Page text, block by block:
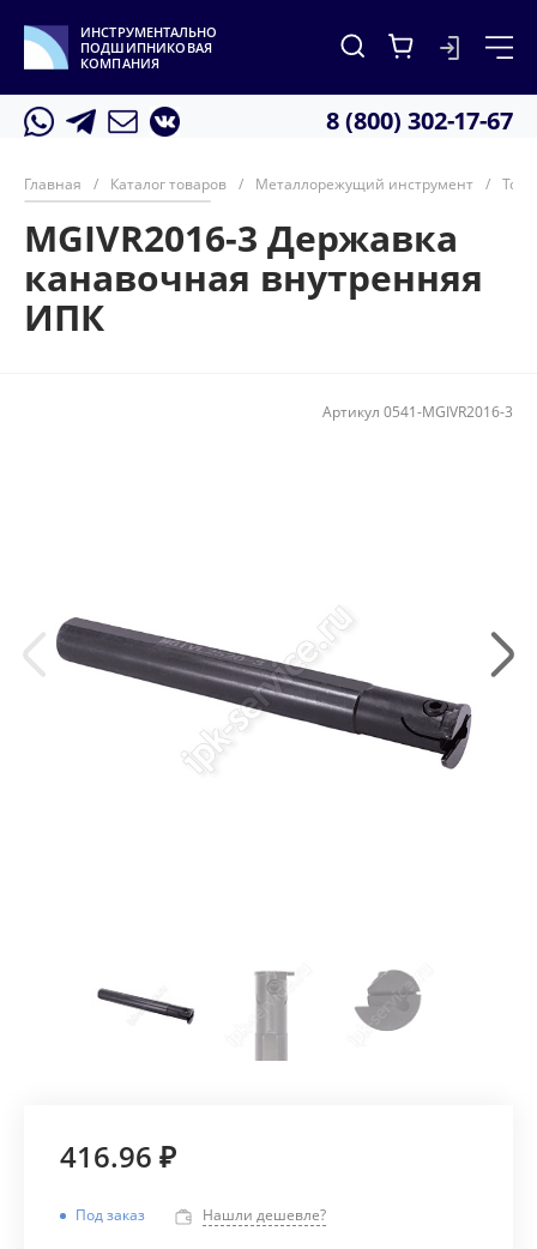
ИНСТРУМЕНТАЛЬНО
ПОДШИПНИКОВАЯ
КОМПАНИЯ
8 (800) 302-17-67
Главная / Каталог товаров / Металлорежущий инструмент /
MGIVR2016-3 Державка
канавочная внутренняя
ИПК
Артикул 0541-MGIVR2016-3
416.96 ₽
Под заказ Нашли дешевле?